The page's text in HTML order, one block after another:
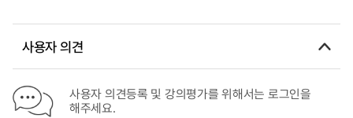
사용자 의견
사용자 의견등록 및 강의평가를 위해서는 로그인을
해주세요.